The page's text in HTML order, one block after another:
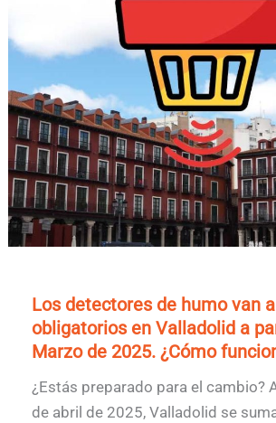
Los detectores de humo van
obligatorios en Valladolid a
Marzo de 2025. ¿Cómo
¿Estás preparado para el cambio?
de abril de 2025, Valladolid se